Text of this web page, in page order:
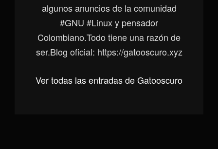
algunos anuncios de la comunidad
#GNU #Linux y pensador
Colombiano.Todo tiene una razón de
ser.Blog oficial: https://gatooscuro.xyz
Ver todas las entradas de Gatooscuro